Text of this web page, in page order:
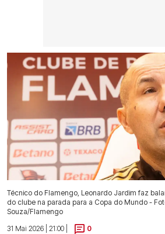
Técnico do Flamengo, Leonardo Jardim faz
do clube na parada para a Copa do Mundo -
Souza/Flamengo
31 Mai 2026 | 21:00 |
0